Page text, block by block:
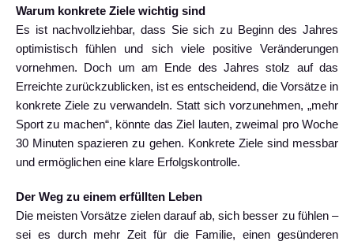
Warum konkrete Ziele wichtig sind
Es ist nachvollziehbar, dass Sie sich zu Beginn des Jahres
optimistisch fühlen und sich viele positive Veränderungen
vornehmen. Doch um am Ende des Jahres stolz auf das
Erreichte zurückzublicken, ist es entscheidend, die Vorsätze in
konkrete Ziele zu verwandeln. Statt sich vorzunehmen, „mehr
Sport zu machen“, könnte das Ziel lauten, zweimal pro Woche
30 Minuten spazieren zu gehen. Konkrete Ziele sind messbar
und ermöglichen eine klare Erfolgskontrolle.
Der Weg zu einem erfüllten Leben
Die meisten Vorsätze zielen darauf ab, sich besser zu fühlen –
sei es durch mehr Zeit für die Familie, einen gesünderen